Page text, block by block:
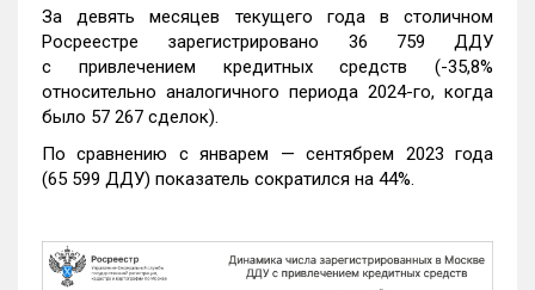
За девять месяцев текущего года в столичном
Росреестре зарегистрировано 36 759 ДДУ
с привлечением кредитных средств (-35,8%
относительно аналогичного периода 2024-го, когда
было 57 267 сделок).
По сравнению с январем — сентябрем 2023 года
(65 599 ДДУ) показатель сократился на 44%.